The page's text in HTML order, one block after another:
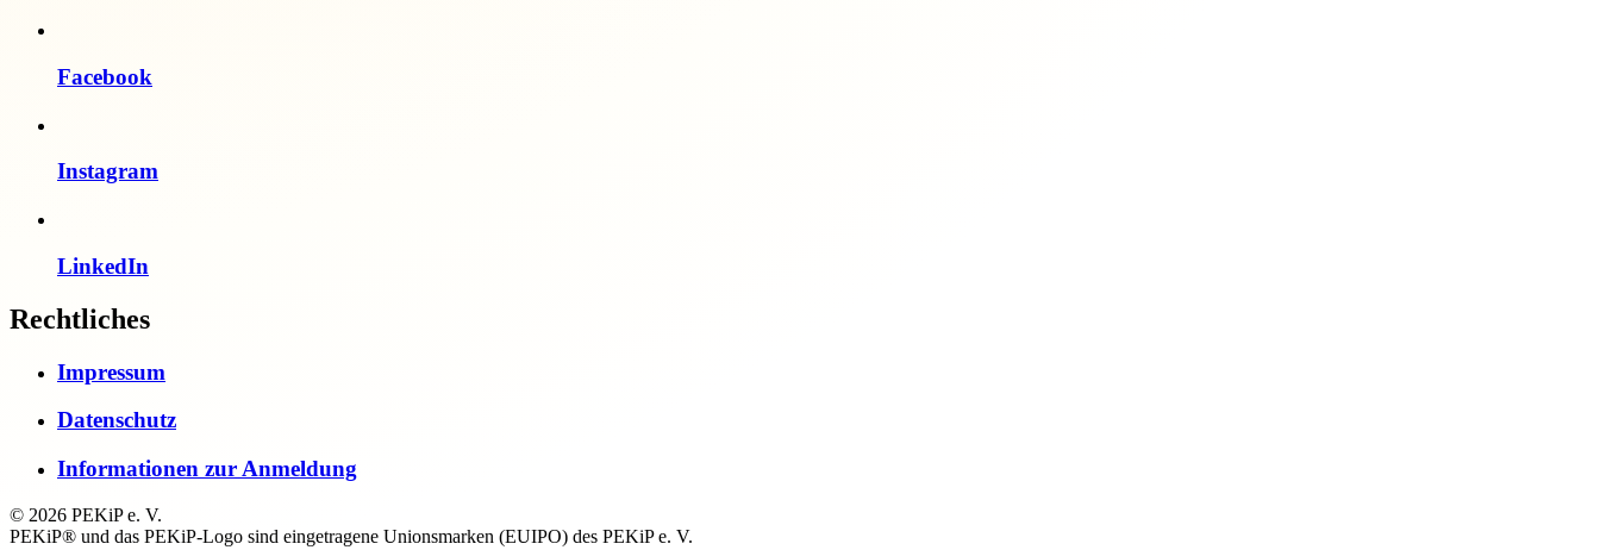
Facebook
Instagram
LinkedIn
Rechtliches
Impressum
Datenschutz
Informationen zur Anmeldung
© 2026 PEKiP e. V.
PEKiP® und das PEKiP-Logo sind eingetragene Unionsmarken (EUIPO) des PEKiP e. V.